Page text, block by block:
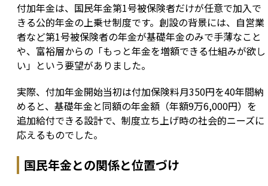
付加年金は、国民年金第1号被保険者だけが任意で加入で
きる公的年金の上乗せ制度です。創設の背景には、自営業
者など第1号被保険者の年金が基礎年金のみで手薄なこと
や、富裕層からの「もっと年金を増額できる仕組みが欲し
い」という要望がありました。
実際、付加年金開始当初は付加保険料月350円を40年間納
めると、基礎年金と同額の年金額（年額9万6,000円）を
追加給付できる設計で、制度立ち上げ時の社会的ニーズに
応えるものでした。
国民年金との関係と位置づけ